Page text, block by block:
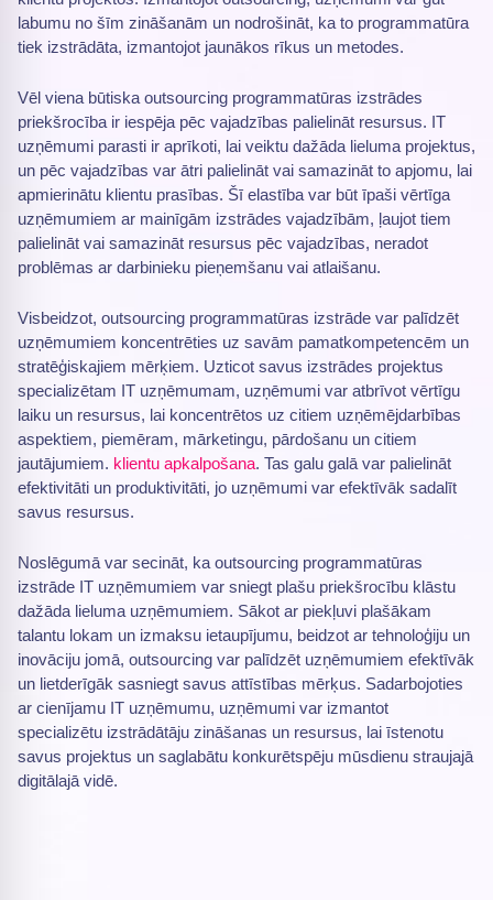
labumu no šīm zināšanām un nodrošināt, ka to programmatūra
tiek izstrādāta, izmantojot jaunākos rīkus un metodes.
Vēl viena būtiska outsourcing programmatūras izstrādes
priekšrocība ir iespēja pēc vajadzības palielināt resursus. IT
uzņēmumi parasti ir aprīkoti, lai veiktu dažāda lieluma projektus,
un pēc vajadzības var ātri palielināt vai samazināt to apjomu, lai
apmierinātu klientu prasības. Šī elastība var būt īpaši vērtīga
uzņēmumiem ar mainīgām izstrādes vajadzībām, ļaujot tiem
palielināt vai samazināt resursus pēc vajadzības, neradot
problēmas ar darbinieku pieņemšanu vai atlaišanu.
Visbeidzot, outsourcing programmatūras izstrāde var palīdzēt
uzņēmumiem koncentrēties uz savām pamatkompetencēm un
stratēģiskajiem mērķiem. Uzticot savus izstrādes projektus
specializētam IT uzņēmumam, uzņēmumi var atbrīvot vērtīgu
laiku un resursus, lai koncentrētos uz citiem uzņēmējdarbības
aspektiem, piemēram, mārketingu, pārdošanu un citiem
jautājumiem. klientu apkalpošana. Tas galu galā var palielināt
efektivitāti un produktivitāti, jo uzņēmumi var efektīvāk sadalīt
savus resursus.
Noslēgumā var secināt, ka outsourcing programmatūras
izstrāde IT uzņēmumiem var sniegt plašu priekšrocību klāstu
dažāda lieluma uzņēmumiem. Sākot ar piekļuvi plašākam
talantu lokam un izmaksu ietaupījumu, beidzot ar tehnoloģiju un
inovāciju jomā, outsourcing var palīdzēt uzņēmumiem efektīvāk
un lietderīgāk sasniegt savus attīstības mērķus. Sadarbojoties
ar cienījamu IT uzņēmumu, uzņēmumi var izmantot
specializētu izstrādātāju zināšanas un resursus, lai īstenotu
savus projektus un saglabātu konkurētspēju mūsdienu straujajā
digitālajā vidē.